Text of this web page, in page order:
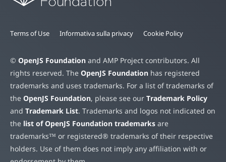
Terms of Use Informativa sulla privacy Cookie Policy
© OpenJS Foundation and AMP Project contributors. All
rights reserved. The OpenJS Foundation has registered
trademarks and uses trademarks. For a list of trademarks of
the OpenJS Foundation, please see our Trademark Policy
and Trademark List. Trademarks and logos not indicated on
the list of OpenJS Foundation trademarks are
trademarks™ or registered® trademarks of their respective
holders. Use of them does not imply any affiliation with or